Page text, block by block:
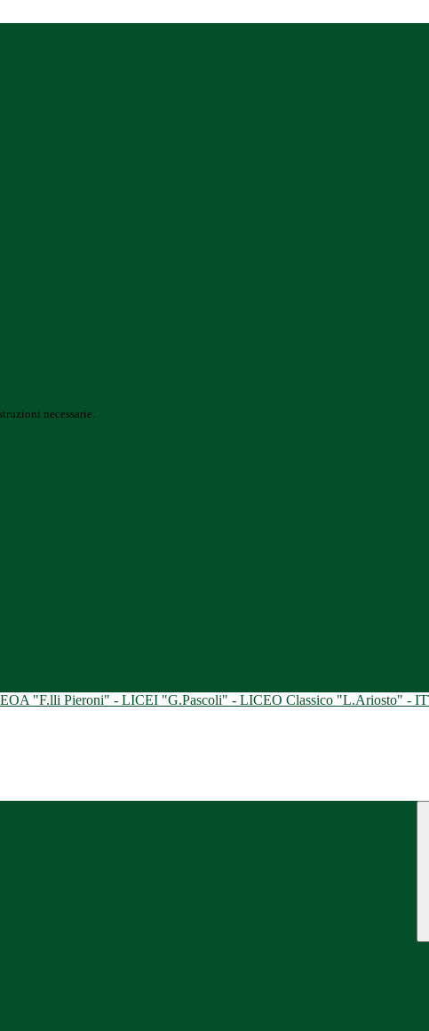
necessarie.
"F.lli Pieroni" - LICEI "G.Pascoli" - LICEO Classico "L.Ariosto" -